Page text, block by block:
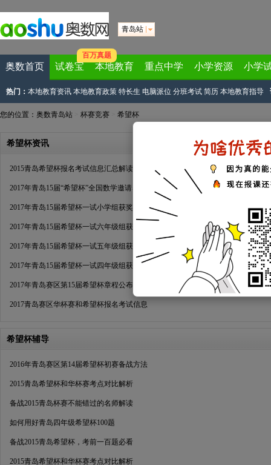
青岛站
奥数首页 试卷宝
百万真题
本地教育 重点中学 小学资源 小学
热门： 本地教育资讯 本地教育政策 特长生 电脑派位 分班考试 简历 本地教育指导
您的位置： 奥数青岛站 杯赛竞赛 希望杯
希望杯资讯
2015青岛希望杯报名考试信息汇总解读
2017年青岛15届“希望杯”全国数学邀请赛2号通知
2017年青岛15届希望杯一试小学组获奖名单（学而思）
2017年青岛15届希望杯一试六年级组获奖名单（学而思）
2017年青岛15届希望杯一试五年级组获奖名单（学而思）
2017年青岛15届希望杯一试四年级组获奖名单（学而思）
2017年青岛赛区第15届希望杯章程公布
2017青岛赛区华杯赛和希望杯报名考试信息
希望杯辅导
2016年青岛赛区第14届希望杯初赛备战方法
2015青岛希望杯和华杯赛考点对比解析
备战2015青岛杯赛不能错过的名师解读
如何用好青岛四年级希望杯100题
备战2015青岛希望杯，考前一百题必看
2015青岛希望杯和华杯赛考点对比解析